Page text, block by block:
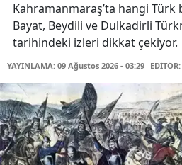
Kahramanmaraş’ta hangi Türk
Bayat, Beydili ve Dulkadirli
tarihindeki izleri dikkat çekiyor.
YAYINLAMA: 09 Ağustos 2026 - 03:29